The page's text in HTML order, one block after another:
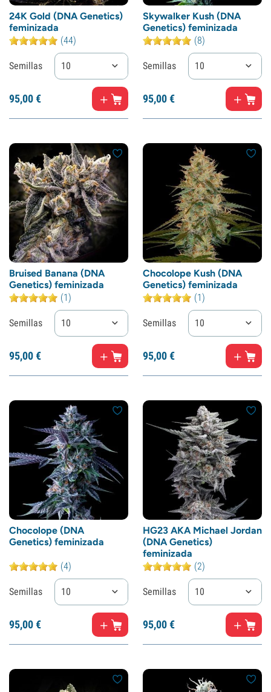
24K Gold (DNA Genetics)
feminizada
(44)
Semillas 10
95,00€
Skywalker Kush (DNA
Genetics) feminizada
(8)
Semillas 10
95,00€
Bruised Banana (DNA
Genetics) feminizada
(1)
Semillas 10
95,00€
Chocolope Kush (DNA
Genetics) feminizada
(1)
Semillas 10
95,00€
Chocolope (DNA
Genetics) feminizada
(4)
Semillas 10
95,00€
HG23 AKA Michael Jordan
(DNA Genetics)
feminizada
(2)
Semillas 10
95,00€